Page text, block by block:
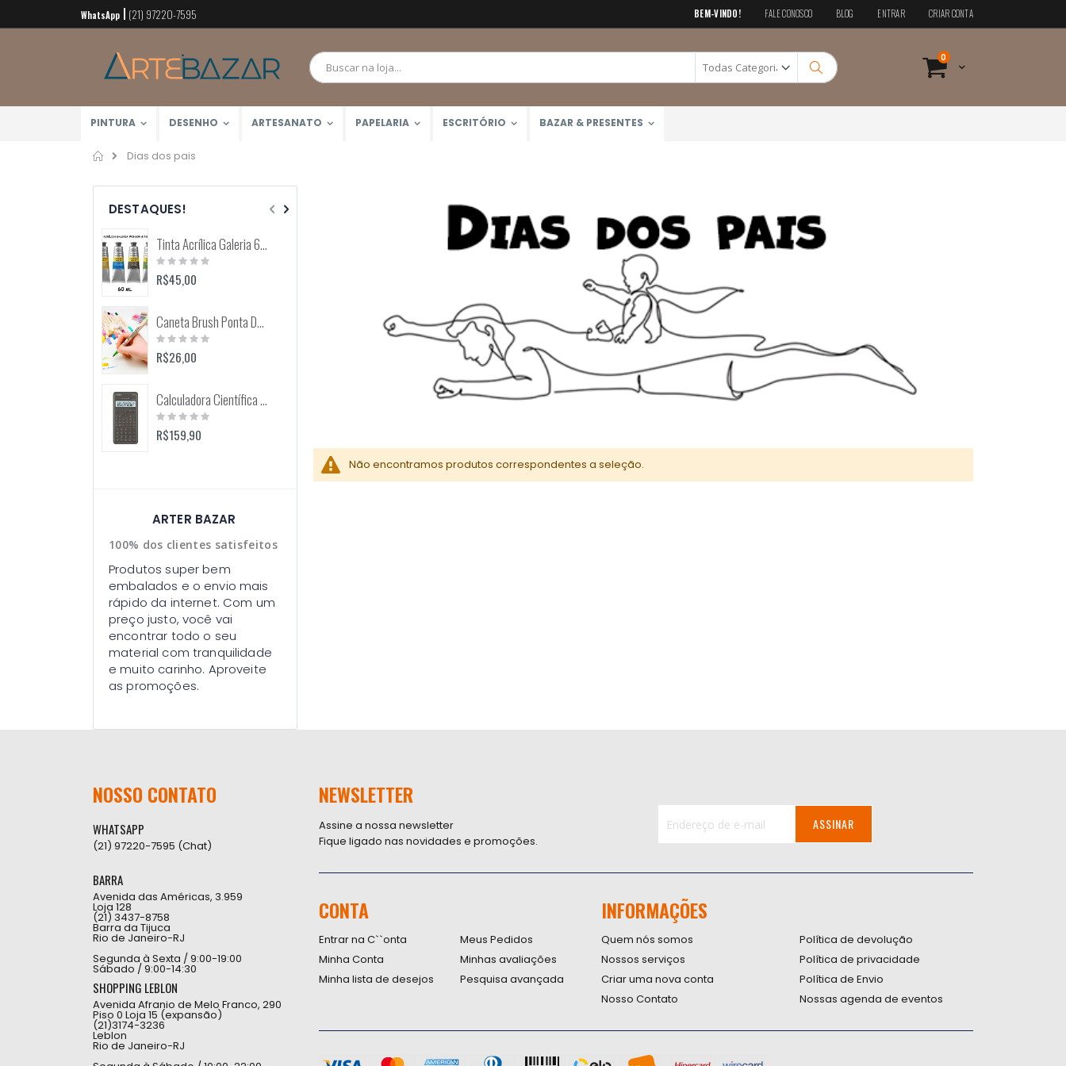
Pular
para
conteúdo
BEM-VINDO! FALE CONOSCO BLOG ENTRAR CRIAR CONTA
Cart
0 itens
Pesquisa
WhatsApp (21) 97220-7595
PINTURA DESENHO ARTESANATO PAPELARIA ESCRITÓRIO BAZAR & PRESENTES
Home
Dias dos pais
Não encontramos produtos correspondentes a seleção.
DESTAQUES!
Tinta Acrílica Galeria 60ml (Winsor & Newton)
Rating:
0%
R$45,00
Caneta Brush Ponta Dupla Zig Brushables (Kuretake)
Rating:
0%
R$26,00
Calculadora Científica FX-82MS 12 Dígitos (Casio)
Rating:
0%
R$159,90
Bloco Aquarela 300g/m2 12 Folhas (Canson)
Lápis de Cor 48 Cores Mondeluz Aquarelável (Koh-I-Noor)
Rating:
Giz Pastel Seco 12 Cores Toison D'Or (Keramik) 8512
Tinta Óleo Winton 37ml (Winsor & Newton)
R$41,50
ARTER BAZAR
100% dos clientes satisfeitos
Produtos super bem
embalados e o envio mais
rápido da internet. Com um
preço justo, você vai
encontrar todo o seu
material com tranquilidade
e muito carinho. Aproveite
as promoções.
NOSSO CONTATO
WHATSAPP
(21) 97220-7595 (Chat)
BARRA
Avenida das Américas, 3.959
Loja 128
(21) 3437-8758
Barra da Tijuca
Rio de Janeiro-RJ
Segunda à Sexta / 9:00-19:00
Sábado / 9:00-14:30
SHOPPING LEBLON
Avenida Afranio de Melo Franco, 290
Piso 0 Loja 15 (expansão)
(21)3174-3236
Leblon
Rio de Janeiro-RJ
NEWSLETTER
Assine a nossa newsletter
Fique ligado nas novidades e promoções.
nossa
Newsletter:
ASSINAR
CONTA
Entrar na C``onta
Minha Conta
Minha lista de desejos
Meus Pedidos
Minhas avaliações
Pesquisa avançada
INFORMAÇÕES
Quem nós somos
Nossos serviços
Criar uma nova conta
Nosso Contato
Política de devolução
Política de privacidade
Política de Envio
Nossas agenda de eventos